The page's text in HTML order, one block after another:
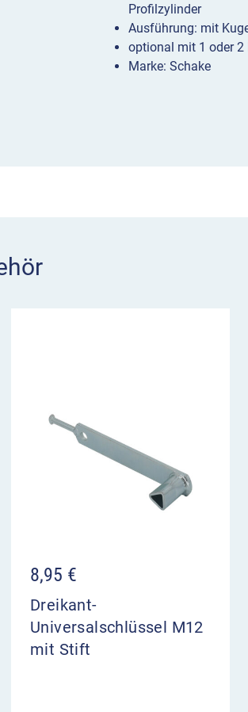
Profilzylinder
Ausführung: mit
optional mit 1 oder 2
Marke: Schake
8,95 €
Dreikant-
Universalschlüssel M12
mit Stift